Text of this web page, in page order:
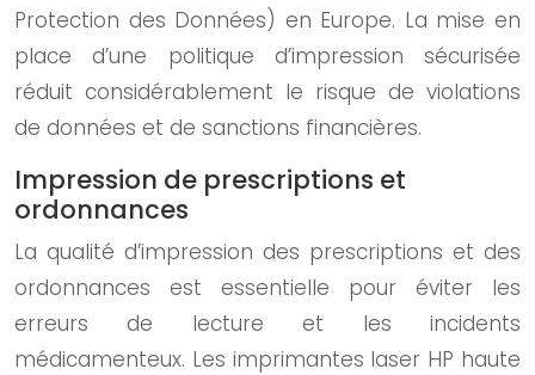
Protection des Données) en Europe. La mise en
place d’une politique d’impression sécurisée
réduit considérablement le risque de violations
de données et de sanctions financières.
Impression de prescriptions et
ordonnances
La qualité d’impression des prescriptions et des
ordonnances est essentielle pour éviter les
erreurs de lecture et les incidents
médicamenteux. Les imprimantes laser HP haute